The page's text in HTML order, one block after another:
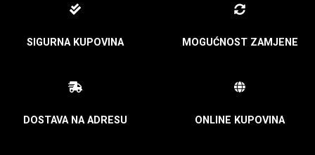
SIGURNA KUPOVINA MOGUĆNOST ZAMJENE
DOSTAVA NA ADRESU ONLINE KUPOVINA